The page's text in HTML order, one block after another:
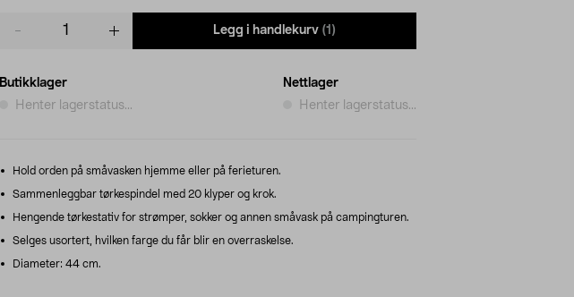
Legg i handlekurv (1)
Butikklager
Henter lagerstatus...
Nettlager
Henter lagerstatus...
Hold orden på småvasken hjemme eller på ferieturen.
Sammenleggbar tørkespindel med 20 klyper og krok.
Hengende tørkestativ for strømper, sokker og annen småvask på campingturen.
Selges usortert, hvilken farge du får blir en overraskelse.
Diameter: 44 cm.